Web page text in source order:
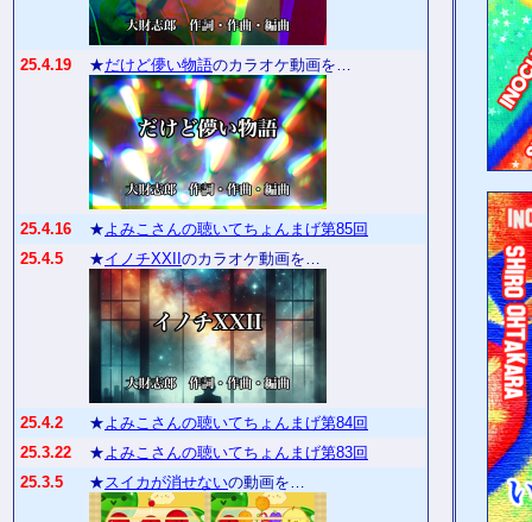
25.4.19 ★だけど儚い物語のカラオケ動画を…
25.4.16 ★よみこさんの聴いてちょんまげ第85回
25.4.5
★イノチXXII のカラオケ動画を…
25.4.2 ★よみこさんの聴いてちょんまげ第84回
25.3.22
★よみこさんの聴いてちょんまげ第83回
25.3.5
★スイカが消せないの動画を…